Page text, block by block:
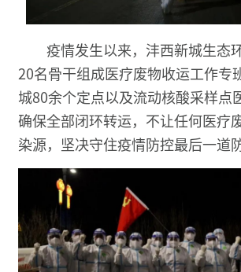
疫情发生以来，沣西新城生态
20名骨干组成医疗废物收运工作专
城80余个定点以及流动核酸采样点
确保全部闭环转运，不让任何医疗
染源，坚决守住疫情防控最后一道